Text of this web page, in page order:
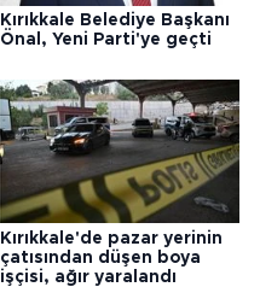
Kırıkkale Belediye Başkanı
Önal, Yeni Parti'ye geçti
Kırıkkale'de pazar yerinin
çatısından düşen boya
işçisi, ağır yaralandı